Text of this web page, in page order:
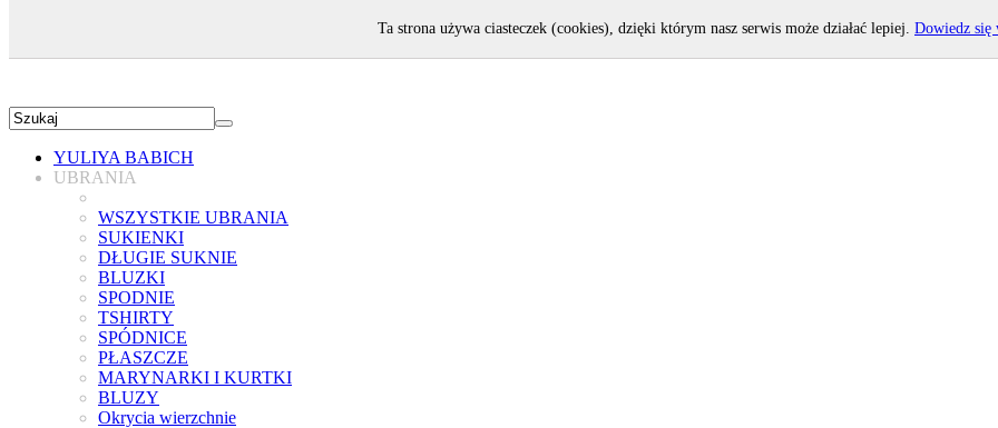
YULIYA BABICH
UBRANIA
WSZYSTKIE UBRANIA
SUKIENKI
DŁUGIE SUKNIE
BLUZKI
SPODNIE
TSHIRTY
SPÓDNICE
PŁASZCZE
MARYNARKI I KURTKI
BLUZY
Okrycia wierzchnie
Ta strona używa ciasteczek (cookies), dzięki którym nasz serwis może działać lepiej. Dowiedz się